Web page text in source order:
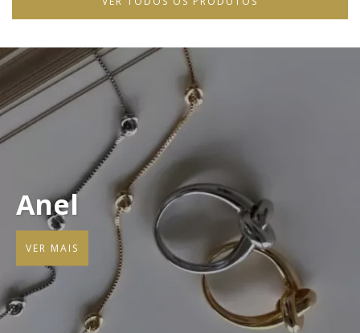
Anel
VER MAIS